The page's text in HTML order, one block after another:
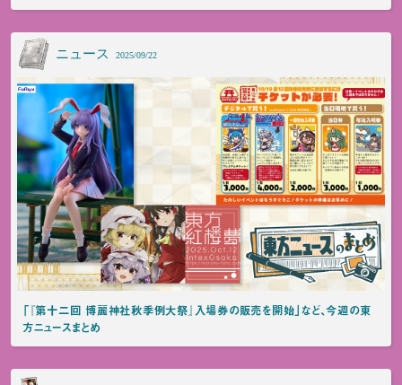
ニュース 2025/09/22
「『第十二回 博麗神社秋季例大祭』入場券の販売を開始」など、今週の東
方ニュースまとめ